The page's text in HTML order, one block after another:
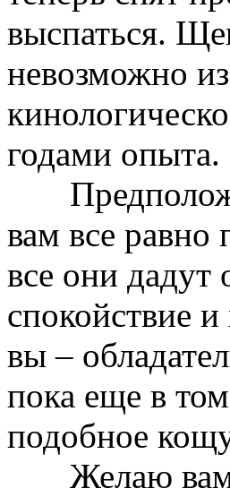
выспаться.
невозможно
годами опыта.
вам все равно
все они дадут
спокойствие
вы –
пока еще в
подобное
Желаю вам